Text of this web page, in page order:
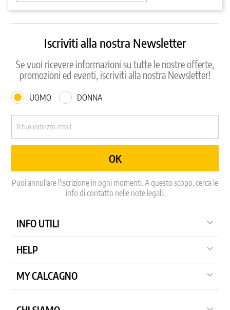
Iscriviti alla nostra Newsletter
Se vuoi ricevere informazioni su tutte le nostre offerte,
promozioni ed eventi, iscriviti alla nostra Newsletter!
UOMO DONNA
Puoi annullare l'iscrizione in ogni momenti. A questo scopo, cerca le
info di contatto nelle note legali.
INFO UTILI 
HELP 
MY CALCAGNO 